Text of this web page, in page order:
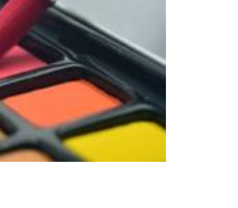
Outlook Live